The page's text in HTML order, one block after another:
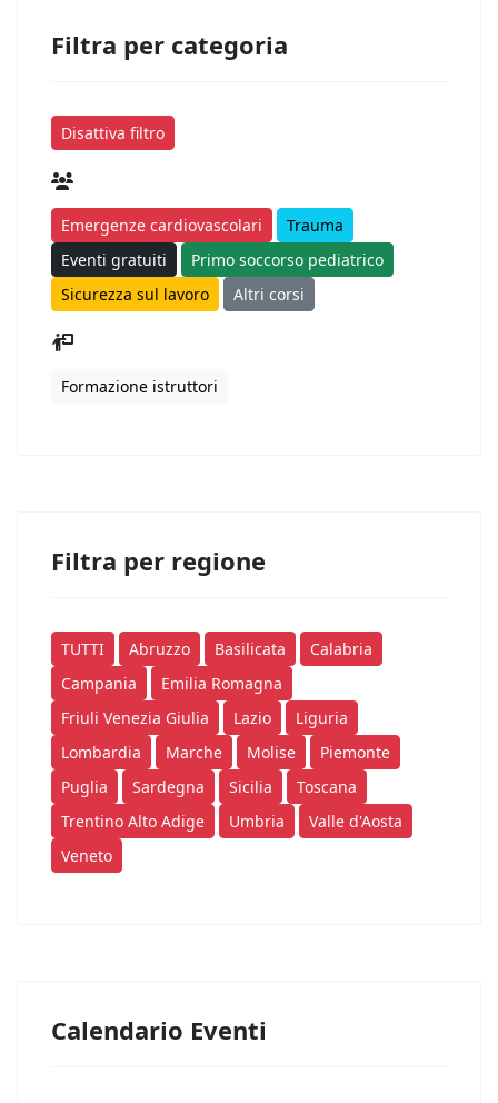
Filtra per categoria
Disattiva filtro
Emergenze cardiovascolari
Trauma
Eventi gratuiti
Primo soccorso pediatrico
Sicurezza sul lavoro
Altri corsi
Formazione istruttori
Filtra per regione
TUTTI Abruzzo Basilicata
Calabria
Campania
Emilia Romagna
Friuli Venezia Giulia
Lazio
Liguria
Lombardia
Marche Molise
Piemonte
Puglia
Sardegna Sicilia
Toscana
Trentino Alto Adige
Umbria
Valle d'Aosta
Veneto
Calendario Eventi